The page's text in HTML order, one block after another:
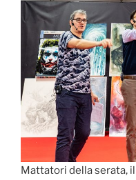
Mattatori della serata,